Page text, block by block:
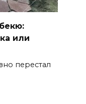
или
перестал